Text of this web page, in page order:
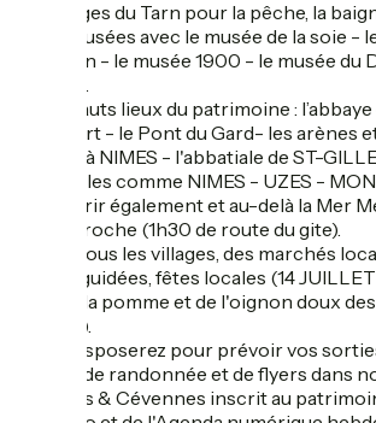
les gorges du Tarn pour la pêche, la
- des musées avec le musée de la soie -
du Vigan - le musée 1900 - le musée
Rouge ...
- des hauts lieux du patrimoine :
le Désert - le Pont du Gard- les arènes
Carrée à NIMES - l'abbatiale de ST-
- des villes comme NIMES - UZES -
découvrir également et au-delà la Mer
toute proche (1h30 de route du gite).
- dans tous les villages, des marchés
visites guidées, fêtes locales (14
fête de la pomme et de l'oignon doux
VIGAN).
Vous disposerez pour prévoir vos
cartes de randonnée et de flyers dans
Causses & Cévennes inscrit au